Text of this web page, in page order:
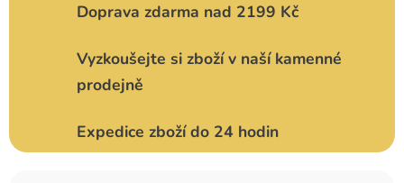
Doprava zdarma nad 2199 Kč
Vyzkoušejte si zboží v naší kamenné
prodejně
Expedice zboží do 24 hodin